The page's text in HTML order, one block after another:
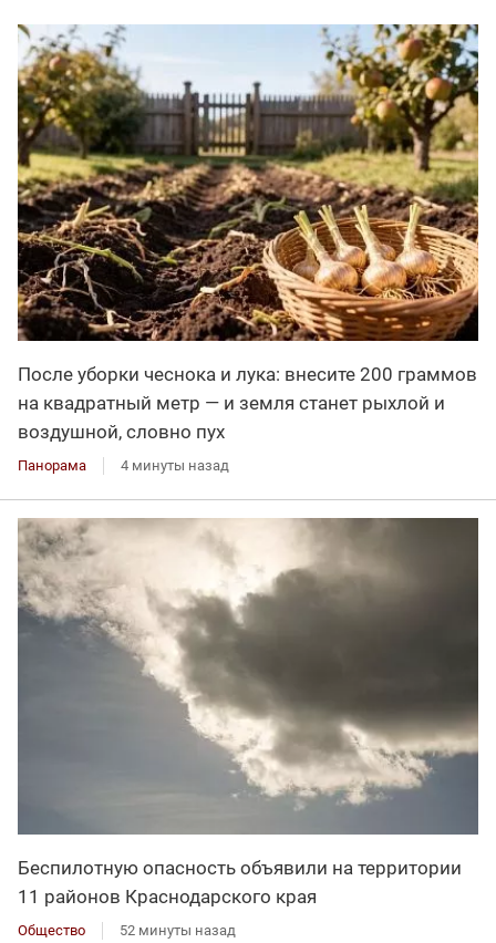
После уборки чеснока и лука: внесите 200 граммов
на квадратный метр — и земля станет рыхлой и
воздушной, словно пух
Панорама 4 минуты назад
Беспилотную опасность объявили на территории
11 районов Краснодарского края
Общество 52 минуты назад